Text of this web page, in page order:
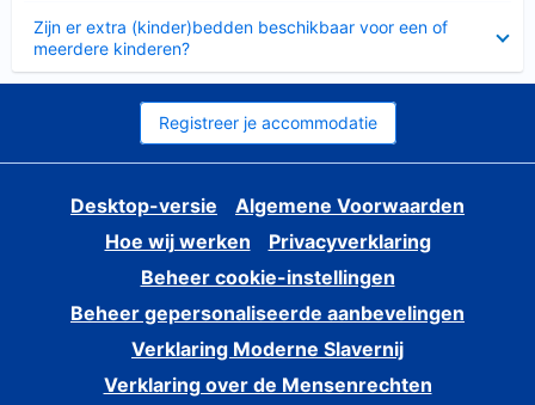
Zijn er extra (kinder)bedden beschikbaar voor een of
meerdere kinderen?
Registreer je accommodatie
Desktop-versie
Algemene Voorwaarden
Hoe wij werken
Privacyverklaring
Beheer cookie-instellingen
Beheer gepersonaliseerde aanbevelingen
Verklaring Moderne Slavernij
Verklaring over de Mensenrechten